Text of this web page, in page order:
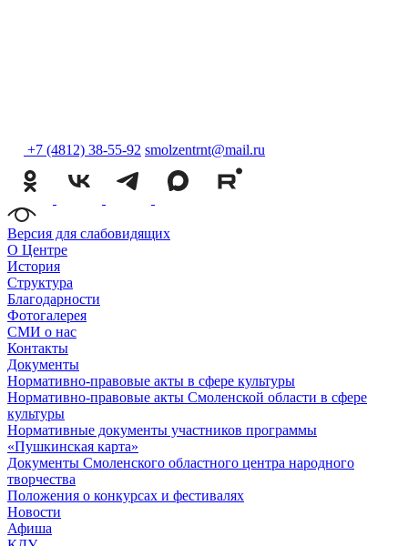
+7 (4812) 38-55-92 smolzentrnt@mail.ru
Версия для слабовидящих
О Центре
История
Структура
Благодарности
Фотогалерея
СМИ о нас
Контакты
Документы
Нормативно-правовые акты в сфере культуры
Нормативно-правовые акты Смоленской области в сфере
культуры
Нормативные документы участников программы
«Пушкинская карта»
Документы Смоленского областного центра народного
творчества
Положения о конкурсах и фестивалях
Новости
Афиша